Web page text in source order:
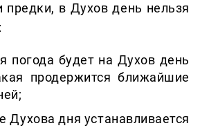
предки, в Духов день нельзя
погода будет на Духов день
продержится ближайшие
Духова дня устанавливается